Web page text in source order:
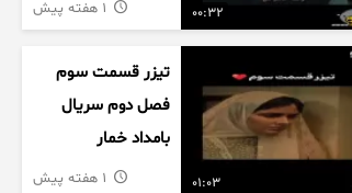
00:32
01:03
تیزر قسمت سوم
فصل دوم سریال
بامداد خمار